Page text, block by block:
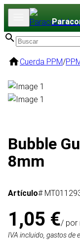
Cuerda PPM/
Bubble
8mm
Artículo#
1,05 €/ por
IVA incluido, gastos de